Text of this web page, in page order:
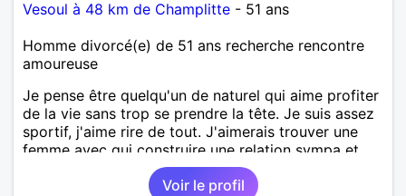
Vesoul à 48 km de Champlitte - 51 ans
Homme divorcé(e) de 51 ans recherche rencontre
amoureuse
Je pense être quelqu'un de naturel qui aime profiter
de la vie sans trop se prendre la tête. Je suis assez
sportif, j'aime rire de tout. J'aimerais trouver une
femme avec qui construire une relation sympa et
Voir le profil